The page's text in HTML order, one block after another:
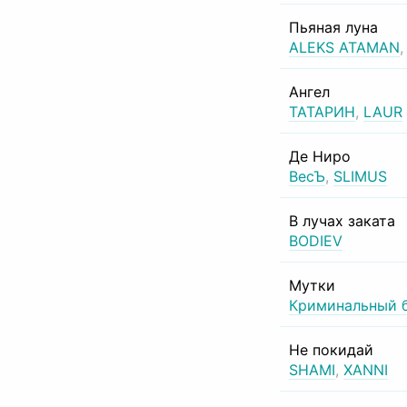
Пьяная луна
ALEKS ATAMAN,
Ангел
ТАТАРИН, LAUR
Де Ниро
ВесЪ, SLIMUS
В лучах заката
BODIEV
Мутки
Криминальный
Не покидай
SHAMI, XANNI